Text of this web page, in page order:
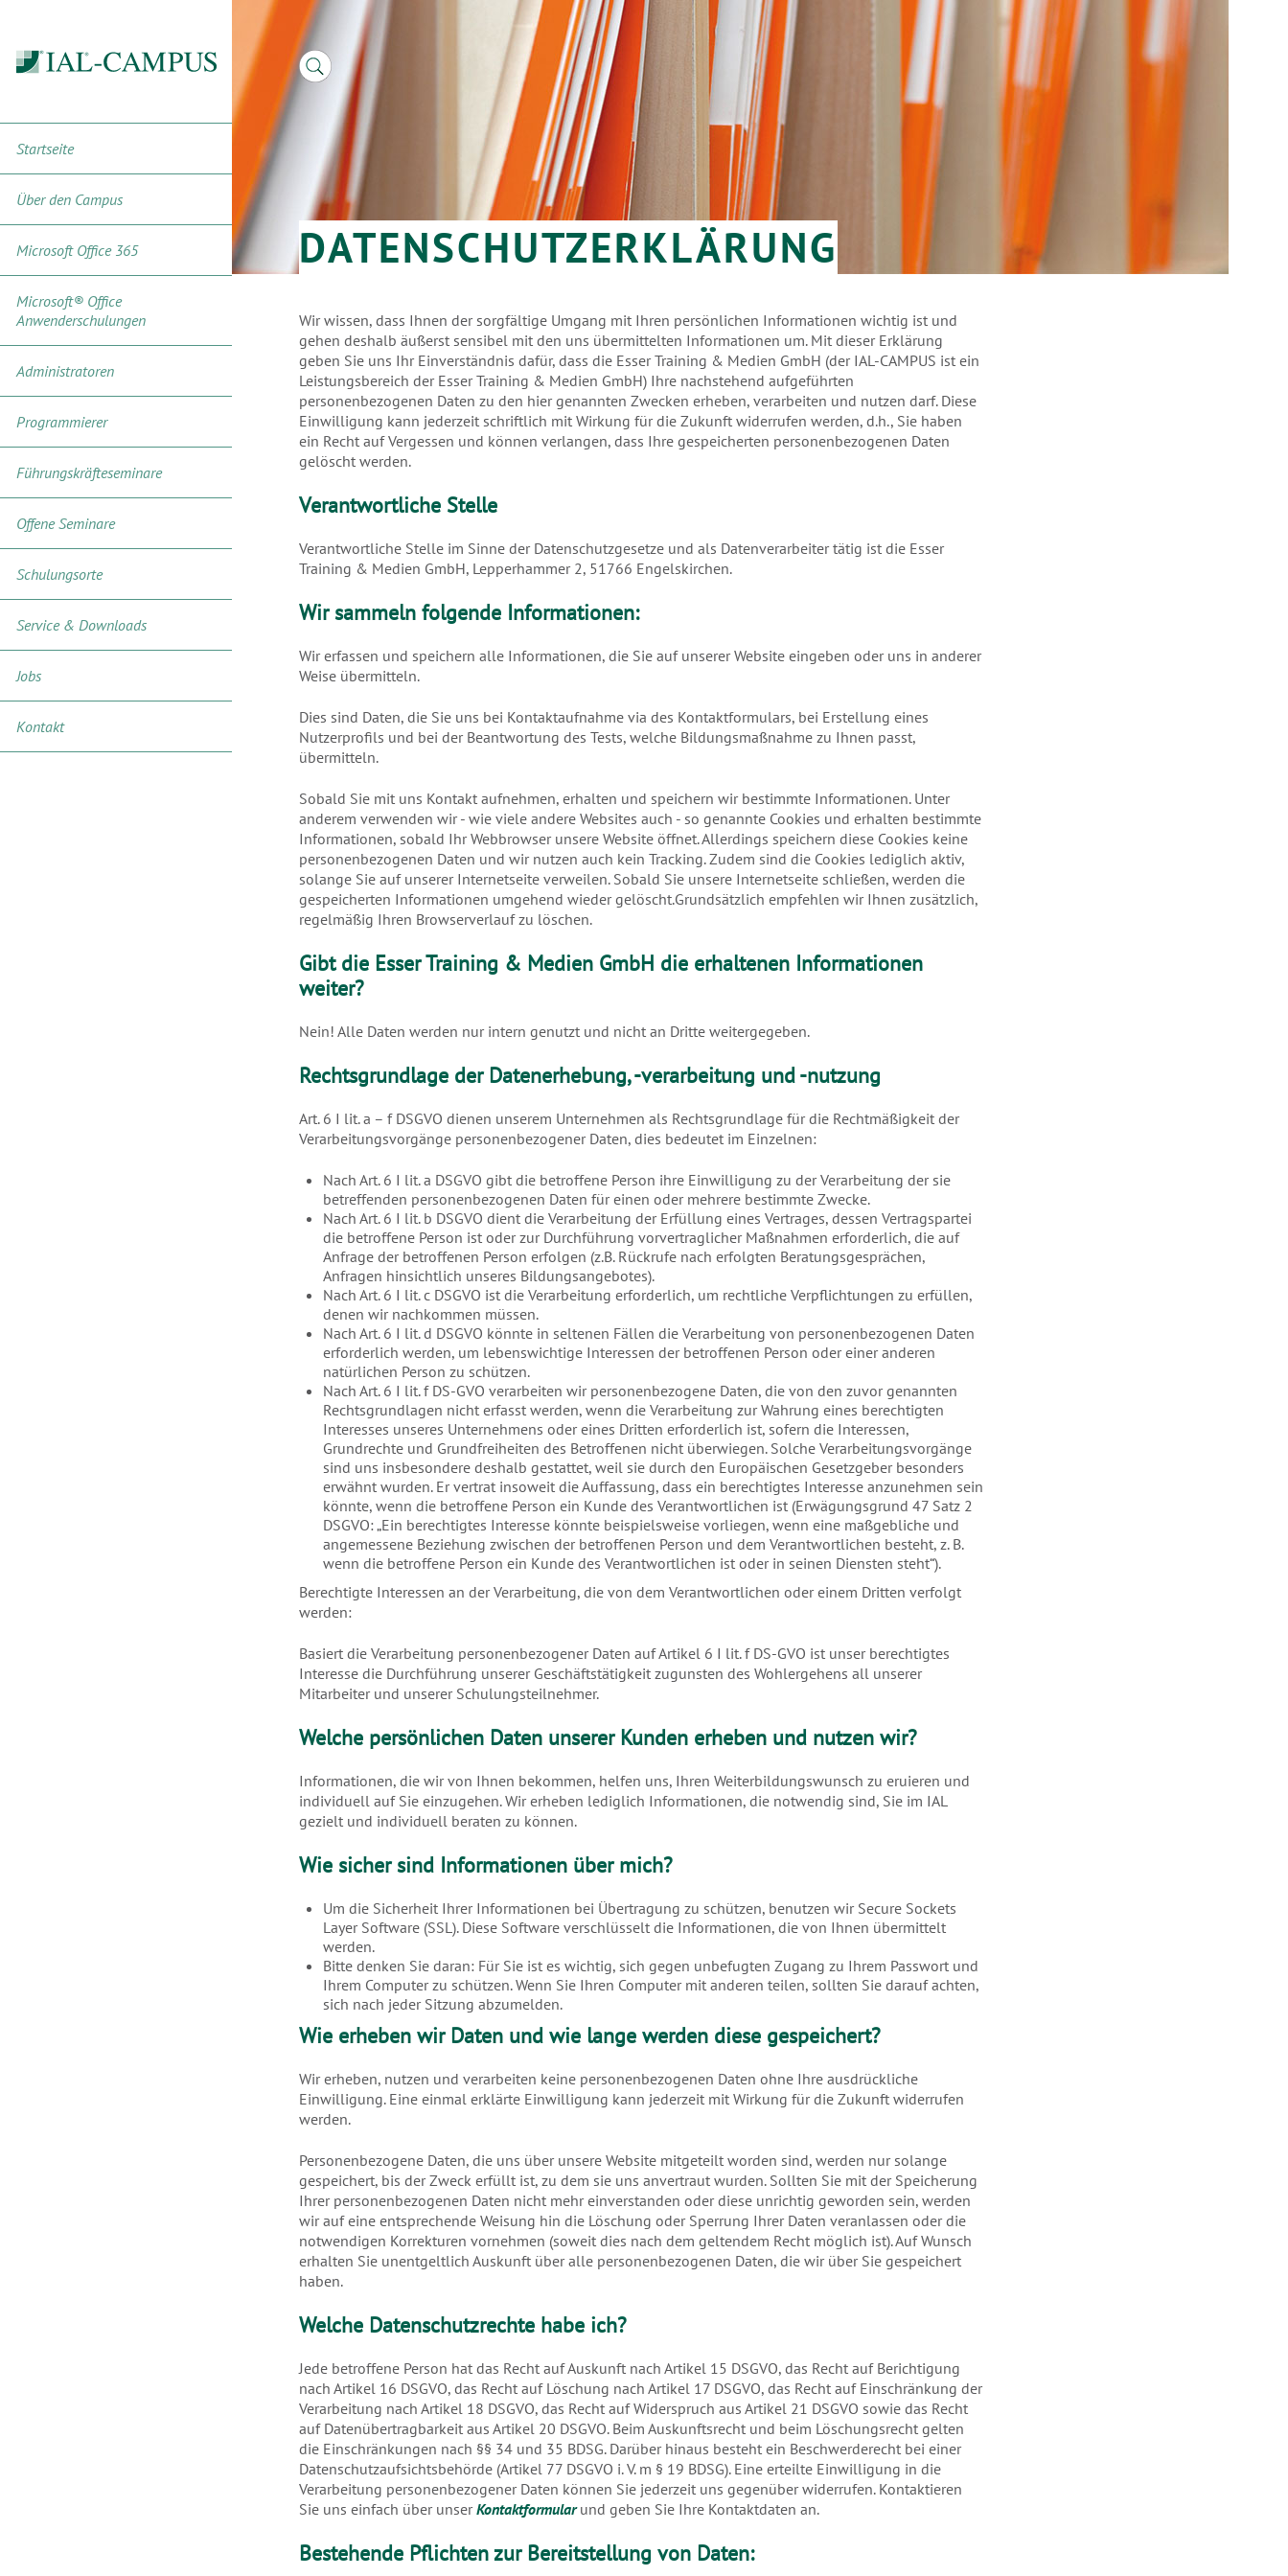
Startseite
Über den Campus
Microsoft Office 365
Microsoft® Office
Anwenderschulungen
Administratoren
Programmierer
Führungskräfteseminare
Offene Seminare
Schulungsorte
Service & Downloads
Jobs
Kontakt
DATENSCHUTZERKLÄRUNG
Wir wissen, dass Ihnen der sorgfältige Umgang mit Ihren persönlichen Informationen wichtig ist und
gehen deshalb äußerst sensibel mit den uns übermittelten Informationen um. Mit dieser Erklärung
geben Sie uns Ihr Einverständnis dafür, dass die Esser Training & Medien GmbH (der IAL-CAMPUS ist ein
Leistungsbereich der Esser Training & Medien GmbH) Ihre nachstehend aufgeführten
personenbezogenen Daten zu den hier genannten Zwecken erheben, verarbeiten und nutzen darf. Diese
Einwilligung kann jederzeit schriftlich mit Wirkung für die Zukunft widerrufen werden, d.h., Sie haben
ein Recht auf Vergessen und können verlangen, dass Ihre gespeicherten personenbezogenen Daten
gelöscht werden.
Verantwortliche Stelle
Verantwortliche Stelle im Sinne der Datenschutzgesetze und als Datenverarbeiter tätig ist die Esser
Training & Medien GmbH, Lepperhammer 2, 51766 Engelskirchen.
Wir sammeln folgende Informationen:
Wir erfassen und speichern alle Informationen, die Sie auf unserer Website eingeben oder uns in anderer
Weise übermitteln.
Dies sind Daten, die Sie uns bei Kontaktaufnahme via des Kontaktformulars, bei Erstellung eines
Nutzerprofils und bei der Beantwortung des Tests, welche Bildungsmaßnahme zu Ihnen passt,
übermitteln.
Sobald Sie mit uns Kontakt aufnehmen, erhalten und speichern wir bestimmte Informationen. Unter
anderem verwenden wir - wie viele andere Websites auch - so genannte Cookies und erhalten bestimmte
Informationen, sobald Ihr Webbrowser unsere Website öffnet. Allerdings speichern diese Cookies keine
personenbezogenen Daten und wir nutzen auch kein Tracking. Zudem sind die Cookies lediglich aktiv,
solange Sie auf unserer Internetseite verweilen. Sobald Sie unsere Internetseite schließen, werden die
gespeicherten Informationen umgehend wieder gelöscht.Grundsätzlich empfehlen wir Ihnen zusätzlich,
regelmäßig Ihren Browserverlauf zu löschen.
Gibt die Esser Training & Medien GmbH die erhaltenen Informationen
weiter?
Nein! Alle Daten werden nur intern genutzt und nicht an Dritte weitergegeben.
Rechtsgrundlage der Datenerhebung, -verarbeitung und -nutzung
Art. 6 I lit. a – f DSGVO dienen unserem Unternehmen als Rechtsgrundlage für die Rechtmäßigkeit der
Verarbeitungsvorgänge personenbezogener Daten, dies bedeutet im Einzelnen:
Nach Art. 6 I lit. a DSGVO gibt die betroffene Person ihre Einwilligung zu der Verarbeitung der sie
betreffenden personenbezogenen Daten für einen oder mehrere bestimmte Zwecke.
Nach Art. 6 I lit. b DSGVO dient die Verarbeitung der Erfüllung eines Vertrages, dessen Vertragspartei
die betroffene Person ist oder zur Durchführung vorvertraglicher Maßnahmen erforderlich, die auf
Anfrage der betroffenen Person erfolgen (z.B. Rückrufe nach erfolgten Beratungsgesprächen,
Anfragen hinsichtlich unseres Bildungsangebotes).
Nach Art. 6 I lit. c DSGVO ist die Verarbeitung erforderlich, um rechtliche Verpflichtungen zu erfüllen,
denen wir nachkommen müssen.
Nach Art. 6 I lit. d DSGVO könnte in seltenen Fällen die Verarbeitung von personenbezogenen Daten
erforderlich werden, um lebenswichtige Interessen der betroffenen Person oder einer anderen
natürlichen Person zu schützen.
Nach Art. 6 I lit. f DS-GVO verarbeiten wir personenbezogene Daten, die von den zuvor genannten
Rechtsgrundlagen nicht erfasst werden, wenn die Verarbeitung zur Wahrung eines berechtigten
Interesses unseres Unternehmens oder eines Dritten erforderlich ist, sofern die Interessen,
Grundrechte und Grundfreiheiten des Betroffenen nicht überwiegen. Solche Verarbeitungsvorgänge
sind uns insbesondere deshalb gestattet, weil sie durch den Europäischen Gesetzgeber besonders
erwähnt wurden. Er vertrat insoweit die Auffassung, dass ein berechtigtes Interesse anzunehmen sein
könnte, wenn die betroffene Person ein Kunde des Verantwortlichen ist (Erwägungsgrund 47 Satz 2
DSGVO: „Ein berechtigtes Interesse könnte beispielsweise vorliegen, wenn eine maßgebliche und
angemessene Beziehung zwischen der betroffenen Person und dem Verantwortlichen besteht, z. B.
wenn die betroffene Person ein Kunde des Verantwortlichen ist oder in seinen Diensten steht“).
Berechtigte Interessen an der Verarbeitung, die von dem Verantwortlichen oder einem Dritten verfolgt
werden:
Basiert die Verarbeitung personenbezogener Daten auf Artikel 6 I lit. f DS-GVO ist unser berechtigtes
Interesse die Durchführung unserer Geschäftstätigkeit zugunsten des Wohlergehens all unserer
Mitarbeiter und unserer Schulungsteilnehmer.
Welche persönlichen Daten unserer Kunden erheben und nutzen wir?
Informationen, die wir von Ihnen bekommen, helfen uns, Ihren Weiterbildungswunsch zu eruieren und
individuell auf Sie einzugehen. Wir erheben lediglich Informationen, die notwendig sind, Sie im IAL
gezielt und individuell beraten zu können.
Wie sicher sind Informationen über mich?
Um die Sicherheit Ihrer Informationen bei Übertragung zu schützen, benutzen wir Secure Sockets
Layer Software (SSL). Diese Software verschlüsselt die Informationen, die von Ihnen übermittelt
werden.
Bitte denken Sie daran: Für Sie ist es wichtig, sich gegen unbefugten Zugang zu Ihrem Passwort und
Ihrem Computer zu schützen. Wenn Sie Ihren Computer mit anderen teilen, sollten Sie darauf achten,
sich nach jeder Sitzung abzumelden.
Wie erheben wir Daten und wie lange werden diese gespeichert?
Wir erheben, nutzen und verarbeiten keine personenbezogenen Daten ohne Ihre ausdrückliche
Einwilligung. Eine einmal erklärte Einwilligung kann jederzeit mit Wirkung für die Zukunft widerrufen
werden.
Personenbezogene Daten, die uns über unsere Website mitgeteilt worden sind, werden nur solange
gespeichert, bis der Zweck erfüllt ist, zu dem sie uns anvertraut wurden. Sollten Sie mit der Speicherung
Ihrer personenbezogenen Daten nicht mehr einverstanden oder diese unrichtig geworden sein, werden
wir auf eine entsprechende Weisung hin die Löschung oder Sperrung Ihrer Daten veranlassen oder die
notwendigen Korrekturen vornehmen (soweit dies nach dem geltendem Recht möglich ist). Auf Wunsch
erhalten Sie unentgeltlich Auskunft über alle personenbezogenen Daten, die wir über Sie gespeichert
haben.
Welche Datenschutzrechte habe ich?
Jede betroffene Person hat das Recht auf Auskunft nach Artikel 15 DSGVO, das Recht auf Berichtigung
nach Artikel 16 DSGVO, das Recht auf Löschung nach Artikel 17 DSGVO, das Recht auf Einschränkung der
Verarbeitung nach Artikel 18 DSGVO, das Recht auf Widerspruch aus Artikel 21 DSGVO sowie das Recht
auf Datenübertragbarkeit aus Artikel 20 DSGVO. Beim Auskunftsrecht und beim Löschungsrecht gelten
die Einschränkungen nach §§ 34 und 35 BDSG. Darüber hinaus besteht ein Beschwerderecht bei einer
Datenschutzaufsichtsbehörde (Artikel 77 DSGVO i. V. m § 19 BDSG). Eine erteilte Einwilligung in die
Verarbeitung personenbezogener Daten können Sie jederzeit uns gegenüber widerrufen. Kontaktieren
Sie uns einfach über unserKontaktformularund geben Sie Ihre Kontaktdaten an.
Bestehende Pflichten zur Bereitstellung von Daten: